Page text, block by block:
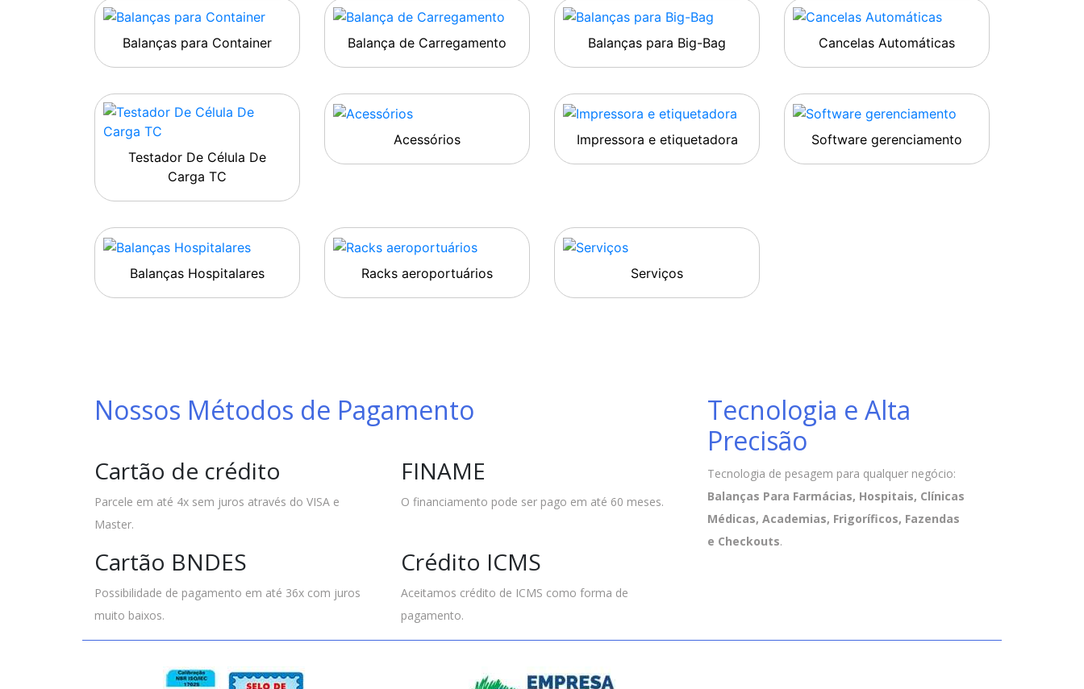
Balanças para Container Balança de Carregamento Balanças para Big-Bag Cancelas Automáticas
Testador De Célula De
Carga TC
Acessórios Impressora e etiquetadora Software gerenciamento
Balanças Hospitalares Racks aeroportuários Serviços
Nossos Métodos de Pagamento
Cartão de crédito
Parcele em até 4x sem juros através do VISA e
Master.
FINAME
O financiamento pode ser pago em até 60 meses.
Cartão BNDES
Possibilidade de pagamento em até 36x com juros
muito baixos.
Crédito ICMS
Aceitamos crédito de ICMS como forma de
pagamento.
Tecnologia e Alta
Precisão
Tecnologia de pesagem para qualquer negócio:
Balanças Para Farmácias, Hospitais, Clínicas
Médicas, Academias, Frigoríficos, Fazendas
e Checkouts.